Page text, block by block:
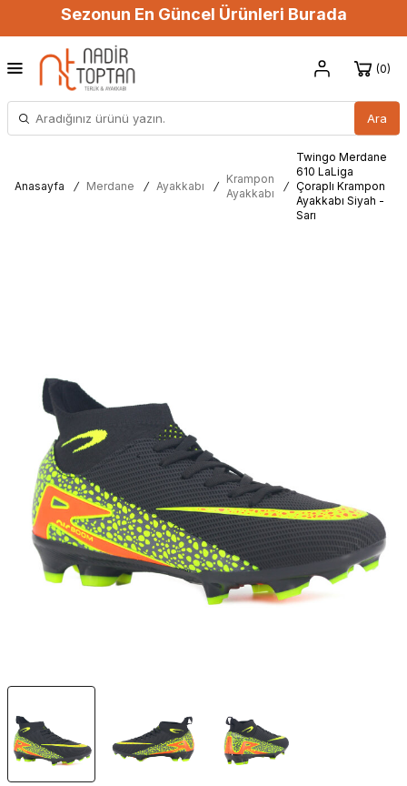
Sezonun En Güncel Ürünleri Burada
Ara
0
Anasayfa / Merdane / Ayakkabı /
Krampon
Ayakkabı
/
Twingo Merdane
610 LaLiga
Çoraplı Krampon
Ayakkabı Siyah -
Sarı